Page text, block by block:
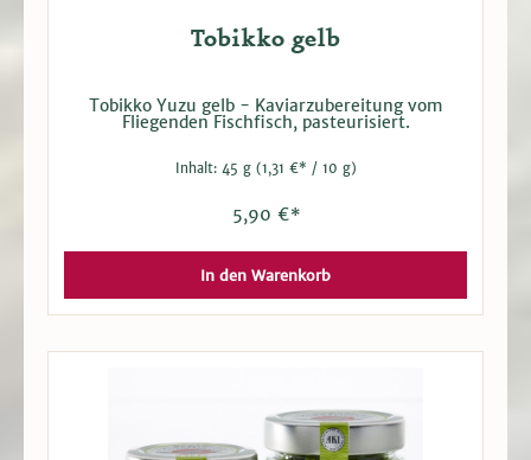
Tobikko gelb
Tobikko Yuzu gelb - Kaviarzubereitung vom
Fliegenden Fischfisch, pasteurisiert.
Inhalt: 45 g (1,31 €* / 10 g)
5,90 €*
In den Warenkorb